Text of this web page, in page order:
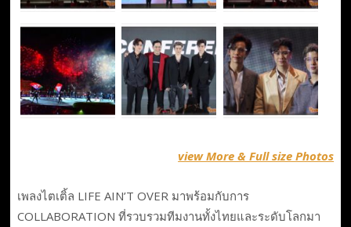
view More & Full size Photos
เพลงไตเติ้ล LIFE AIN’T OVER มาพร้อมกับการ
COLLABORATION ที่รวบรวมทีมงานทั้งไทยและระดับโลกมา